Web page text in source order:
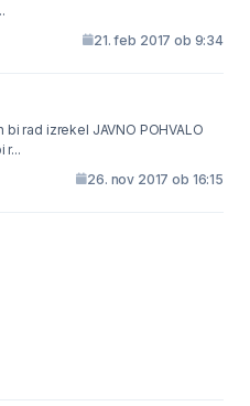
21. feb 2017 ob 9:34
rad izrekel JAVNO POHVALO
r...
26. nov 2017 ob 16:15